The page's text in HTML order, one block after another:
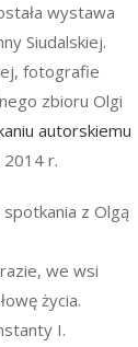
wystawa
Siudalskiej.
fotografie
zbioru Olgi
autorskiemu
2014 r.
z Olgą
we wsi
życia.
I.